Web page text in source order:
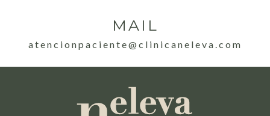
MAIL
atencionpaciente@clinicaneleva.com